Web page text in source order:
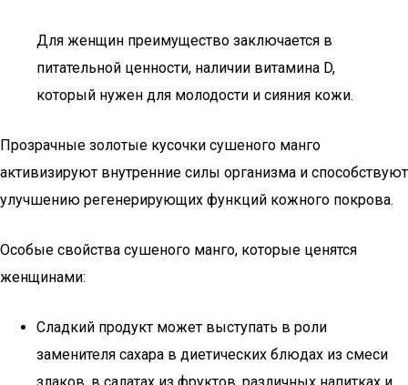
Для женщин преимущество заключается в
питательной ценности, наличии витамина D,
который нужен для молодости и сияния кожи.
Прозрачные золотые кусочки сушеного манго
активизируют внутренние силы организма и способствуют
улучшению регенерирующих функций кожного покрова.
Особые свойства сушеного манго, которые ценятся
женщинами:
Сладкий продукт может выступать в роли
заменителя сахара в диетических блюдах из смеси